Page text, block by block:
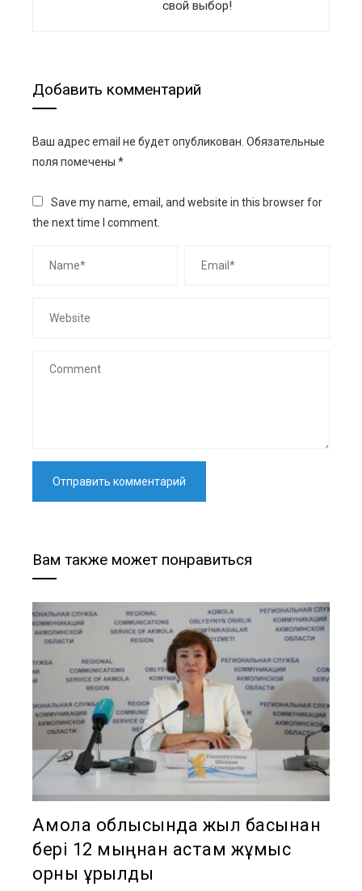
свой выбор!
Добавить комментарий
Ваш адрес email не будет опубликован. Обязательные
поля помечены *
Save my name, email, and website in this browser for
the next time I comment.
Вам также может понравиться
Ақмола облысында жыл басынан
бері 12 мыңнан астам жұмыс
орны құрылды